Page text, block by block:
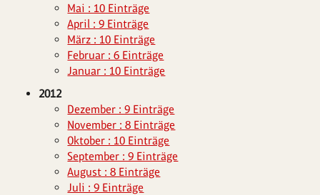
Mai : 10 Einträge
April : 9 Einträge
März : 10 Einträge
Februar : 6 Einträge
Januar : 10 Einträge
2012
Dezember : 9 Einträge
November : 8 Einträge
Oktober : 10 Einträge
September : 9 Einträge
August : 8 Einträge
Juli : 9 Einträge